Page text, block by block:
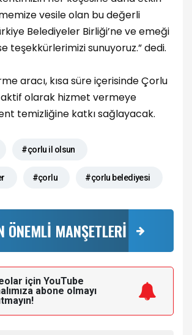
vesile olan bu değerli
Belediyeler Birliği’ne ve emeği
teşekkürlerimizi sunuyoruz.” dedi.
aracı, kısa süre içerisinde Çorlu
aktif olarak hizmet vermeye
temizliğine katkı sağlayacak.
#çorlu il olsun
#çorlu #çorlu belediyesi
ÖNEMLİ MANŞETLERİ
için YouTube
abone olmayı